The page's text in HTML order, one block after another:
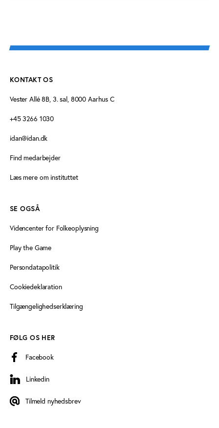
KONTAKT OS
Vester Allé 8B, 3. sal, 8000 Aarhus C
+45 3266 1030
idan@idan.dk
Find medarbejder
Læs mere om instituttet
SE OGSÅ
Videncenter for Folkeoplysning
Play the Game
Persondatapolitik
Cookiedeklaration
Tilgængelighedserklæring
FØLG OS HER
Facebook
Linkedin
Linkedin
Tilmeld nyhedsbrev
Tilmeld nyhedsbrev